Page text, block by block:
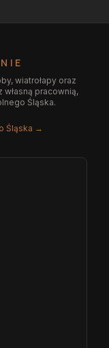
wiatrołapy oraz
pracownią,
Śląska.
Śląska →